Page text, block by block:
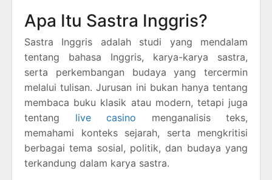
Apa Itu Sastra Inggris?
Sastra Inggris adalah studi yang mendalam
tentang bahasa Inggris, karya-karya sastra,
serta perkembangan budaya yang tercermin
melalui tulisan. Jurusan ini bukan hanya tentang
membaca buku klasik atau modern, tetapi juga
tentang live casino menganalisis teks,
memahami konteks sejarah, serta mengkritisi
berbagai tema sosial, politik, dan budaya yang
terkandung dalam karya sastra.